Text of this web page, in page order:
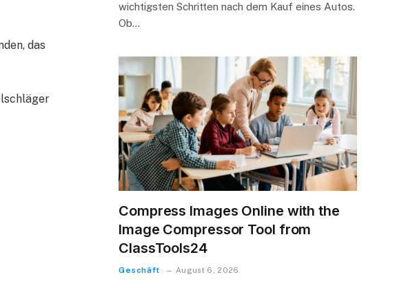
das
wichtigsten Schritten nach dem Kauf eines Autos.
Ob…
Compress Images Online with the
Image Compressor Tool from
ClassTools24
Geschäft August 6, 2026